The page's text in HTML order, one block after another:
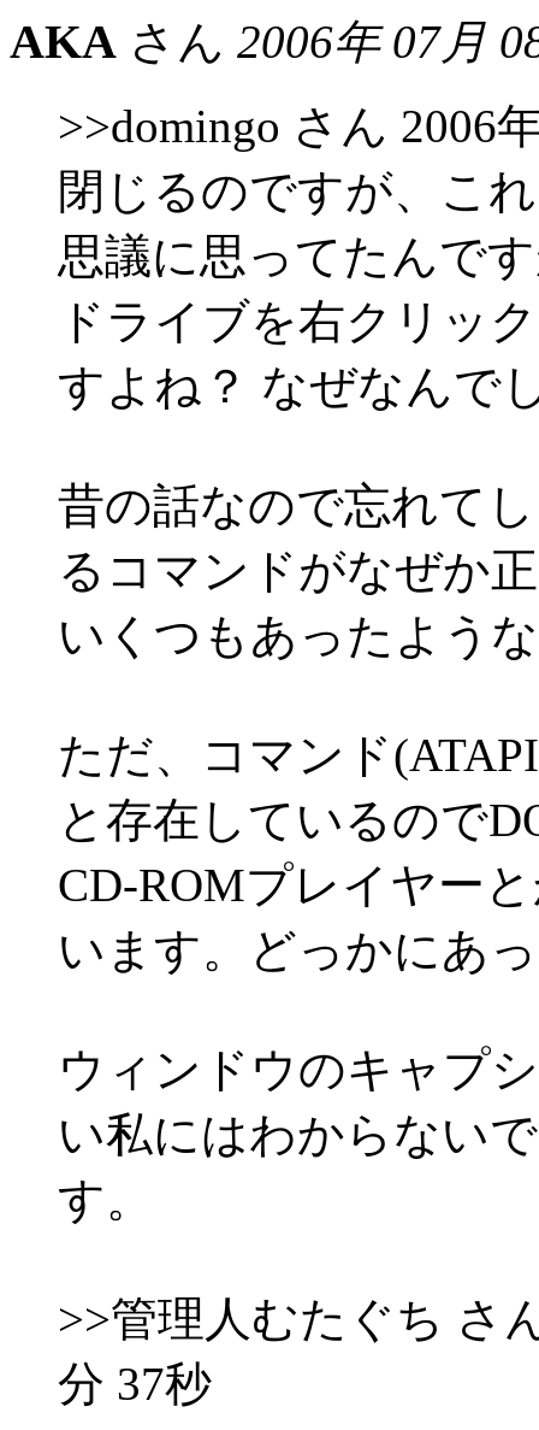
AKA さん 2006年 07月
>>domingo さん 2006
閉じるのですが、こ
思議に思ってたんで
ドライブを右クリッ
すよね？ なぜなんで
昔の話なので忘れて
るコマンドがなぜか
いくつもあったよう
ただ、コマンド
と存在しているので
CD-ROMプレイヤー
います。どっかにあ
ウィンドウのキャプ
い私にはわからない
す。
>>管理人むたぐち さ
分 37秒